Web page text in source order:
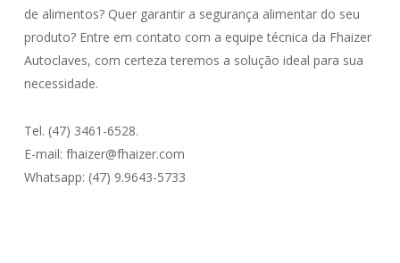
de alimentos? Quer garantir a segurança alimentar do seu
produto? Entre em contato com a equipe técnica da Fhaizer
Autoclaves, com certeza teremos a solução ideal para sua
necessidade.
Tel. (47) 3461-6528.
E-mail: fhaizer@fhaizer.com
Whatsapp: (47) 9.9643-5733